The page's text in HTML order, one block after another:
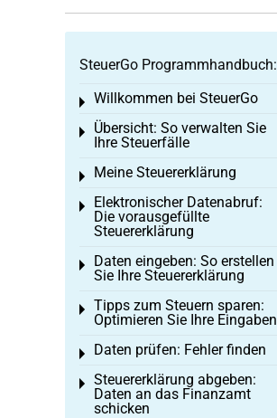
SteuerGo Programmhandbuch:
Willkommen bei SteuerGo
Toggle menu
Übersicht: So verwalten Sie
Ihre Steuerfälle
Toggle menu
Meine Steuererklärung
Toggle menu
Elektronischer Datenabruf:
Die vorausgefüllte
Steuererklärung
Toggle menu
Daten eingeben: So erstellen
Sie Ihre Steuererklärung
Toggle menu
Tipps zum Steuern sparen:
Optimieren Sie Ihre Eingaben
Toggle menu
Daten prüfen: Fehler finden
Toggle menu
Steuererklärung abgeben:
Daten an das Finanzamt
schicken
Toggle menu